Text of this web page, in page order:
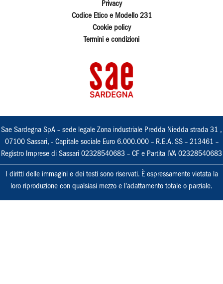
Privacy
Codice Etico e Modello 231
Cookie policy
Termini e condizioni
Sae Sardegna SpA – sede legale Zona industriale Predda Niedda strada 31 ,
07100 Sassari, - Capitale sociale Euro 6.000.000 – R.E.A. SS – 213461 –
Registro Imprese di Sassari 02328540683 – CF e Partita IVA 02328540683
I diritti delle immagini e dei testi sono riservati. È espressamente vietata la
loro riproduzione con qualsiasi mezzo e l'adattamento totale o parziale.